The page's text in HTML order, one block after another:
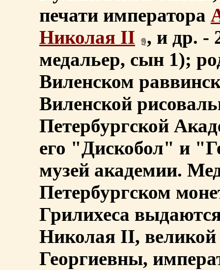
печати императора
Николая II
, и др. -
медальер, сын 1);
Виленском
Виленской
Петербургской
его "Дискобол" и
музей академии.
Петербургском
Грилихеса
Николая II,
Георгиевны,